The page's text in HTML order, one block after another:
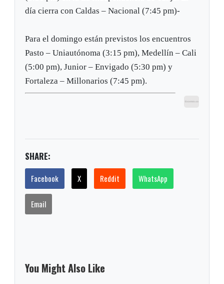
día cierra con Caldas – Nacional (7:45 pm)-
Para el domingo están previstos los encuentros
Pasto – Uniautónoma (3:15 pm), Medellín – Cali
(5:00 pm), Junior – Envigado (5:30 pm) y
Fortaleza – Millonarios (7:45 pm).
SHARE:
Facebook X Reddit WhatsApp
Email
You Might Also Like